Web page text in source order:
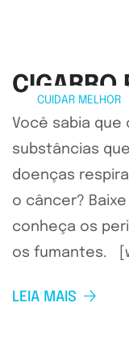
CUIDAR MELHOR
CIGARRO
Você sabia
substâncias
doenças
o câncer?
conheça os
os fumantes.
LEIA MAIS